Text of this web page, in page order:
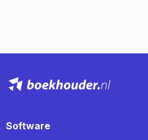
Software